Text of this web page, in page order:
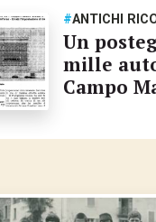
#ANTICHI
Un
mille
Campo